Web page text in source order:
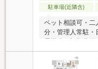
駐車場(近隣含)
ペット相談可・二
分・管理人常駐・
震構造・初期費用